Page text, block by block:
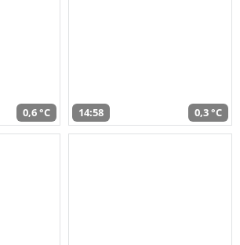
0,6 °C 14:58 0,3 °C